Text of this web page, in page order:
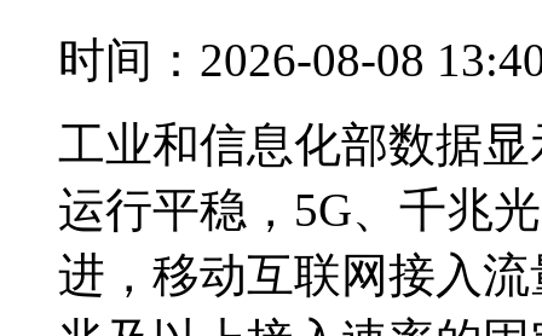
时间：2026-08-08
工业和信息化部数据
运行平稳，5G、千兆
进，移动互联网接入